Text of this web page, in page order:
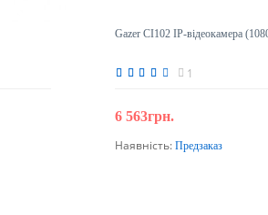
Gazer CI102 IP-відеокамера
1
6 563грн.
Передзамовлення
Наявність: Предзаказ